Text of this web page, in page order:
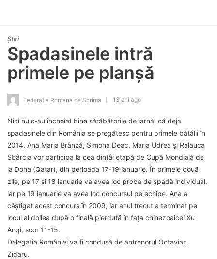
Știri
Spadasinele intră
primele pe planşă
Federatia Romana de Scrima 13 ani ago
Nici nu s-au încheiat bine sărăbătorile de iarnă, că deja
spadasinele din România se pregătesc pentru primele bătălii în
2014. Ana Maria Brânză, Simona Deac, Maria Udrea şi Ralauca
Sbârcia vor participa la cea dintâi etapă de Cupă Mondială de
la Doha (Qatar), din perioada 17-19 ianuarie. În primele două
zile, pe 17 şi 18 ianuarie va avea loc proba de spadă individual,
iar pe 19 ianuarie va avea loc concursul pe echipe. Ana a
câştigat acest concurs în 2009, iar anul trecut a terminat pe
locul al doilea după o finală pierdută în faţa chinezoaicei Xu
Anqi, scor 11-15.
Delegaţia României va fi condusă de antrenorul Octavian
Zidaru.